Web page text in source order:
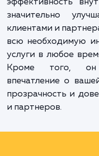
получить
курсе последних
Корпоративный
эффективность
значительно
клиентами и